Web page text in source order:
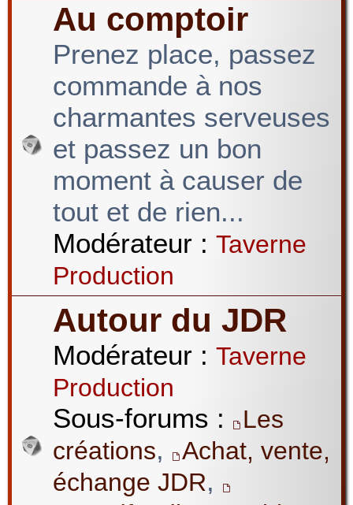
Au comptoir
Prenez place, passez
commande à nos
charmantes serveuses
et passez un bon
moment à causer de
tout et de rien...
Modérateur : Taverne
Production
Autour du JDR
Modérateur : Taverne
Production
Sous-forums :
Les
créations,
Achat, vente,
échange JDR,